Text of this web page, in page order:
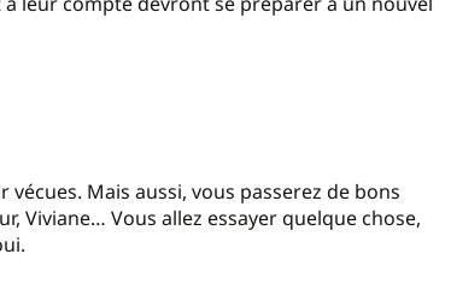
Mais aussi, vous passerez de bons
Viviane… Vous allez essayer quelque chose,